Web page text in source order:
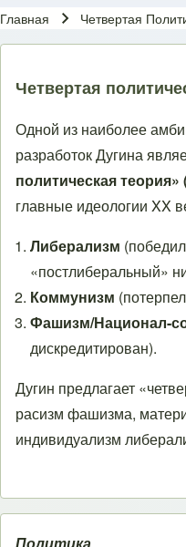
Главная Четвертая
Четвертая
Одной из наиболее
разработок Дугина
политическая теория»
главные идеологии XX
Либерализм
«постлиберальный»
Коммунизм
Фашизм/Национал-
дискредитирован).
Дугин предлагает
расизм фашизма,
индивидуализм